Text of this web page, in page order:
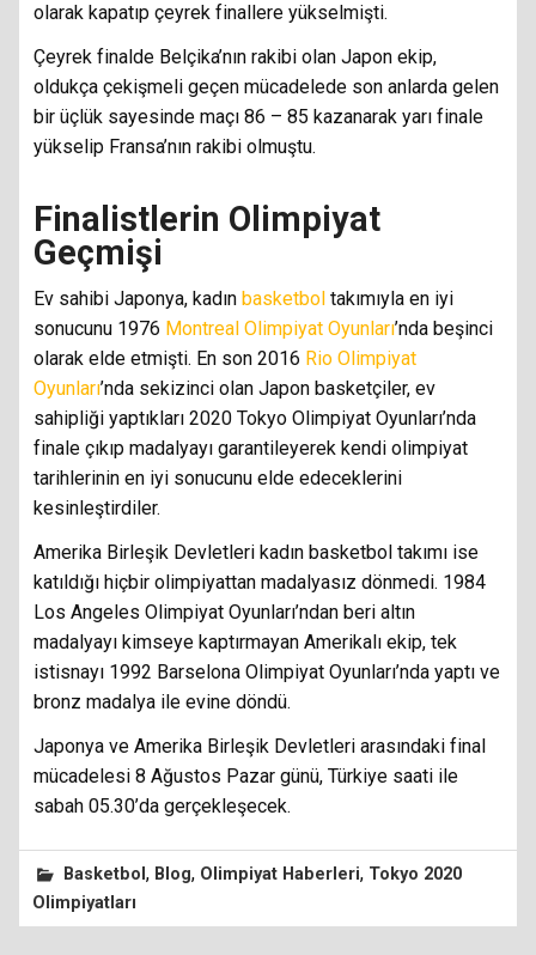
olarak kapatıp çeyrek finallere yükselmişti.
Çeyrek finalde Belçika’nın rakibi olan Japon ekip,
oldukça çekişmeli geçen mücadelede son anlarda gelen
bir üçlük sayesinde maçı 86 – 85 kazanarak yarı finale
yükselip Fransa’nın rakibi olmuştu.
Finalistlerin Olimpiyat
Geçmişi
Ev sahibi Japonya, kadın basketbol takımıyla en iyi
sonucunu 1976 Montreal Olimpiyat Oyunları’nda beşinci
olarak elde etmişti. En son 2016 Rio Olimpiyat
Oyunları’nda sekizinci olan Japon basketçiler, ev
sahipliği yaptıkları 2020 Tokyo Olimpiyat Oyunları’nda
finale çıkıp madalyayı garantileyerek kendi olimpiyat
tarihlerinin en iyi sonucunu elde edeceklerini
kesinleştirdiler.
Amerika Birleşik Devletleri kadın basketbol takımı ise
katıldığı hiçbir olimpiyattan madalyasız dönmedi. 1984
Los Angeles Olimpiyat Oyunları’ndan beri altın
madalyayı kimseye kaptırmayan Amerikalı ekip, tek
istisnayı 1992 Barselona Olimpiyat Oyunları’nda yaptı ve
bronz madalya ile evine döndü.
Japonya ve Amerika Birleşik Devletleri arasındaki final
mücadelesi 8 Ağustos Pazar günü, Türkiye saati ile
sabah 05.30’da gerçekleşecek.
Basketbol, Blog, Olimpiyat Haberleri, Tokyo 2020
Olimpiyatları